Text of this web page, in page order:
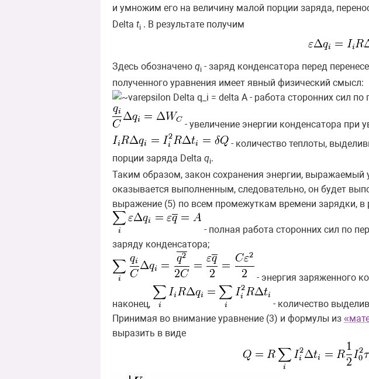
и умножим его на величину малой порции заряда,
Delta ti . В результате получим
Здесь обозначено qi - заряд конденсатора перед
полученного уравнения имеет явный физический смысл:
- работа сторонних сил
- увеличение энергии конденсатора при
- количество теплоты,
порции заряда Delta qi.
Таким образом, закон сохранения энергии,
оказывается выполненным, следовательно, он будет
выражение (5) по всем промежуткам времени зарядки, в
- полная работа сторонних сил по
заряду конденсатора;
- энергия заряженного
наконец,
- количество
Принимая во внимание уравнение (3) и формулы из
выразить в виде